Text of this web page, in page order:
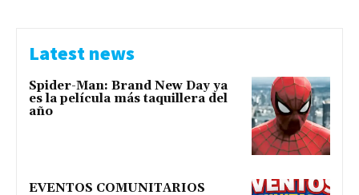
Latest news
Spider-Man: Brand New Day ya
es la película más taquillera del
año
EVENTOS COMUNITARIOS